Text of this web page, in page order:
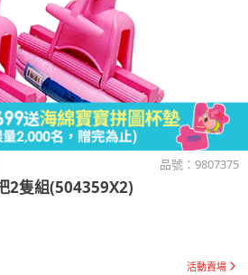
品號： 9807375
2隻組(504359X2)
活動賣場